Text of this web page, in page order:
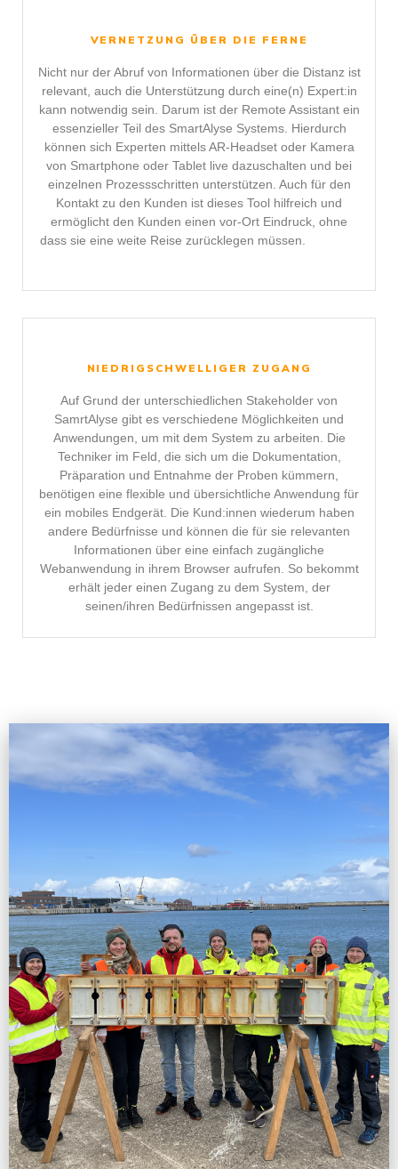
VERNETZUNG ÜBER DIE FERNE
Nicht nur der Abruf von Informationen über die Distanz ist
relevant, auch die Unterstützung durch eine(n) Expert:in
kann notwendig sein. Darum ist der Remote Assistant ein
essenzieller Teil des SmartAlyse Systems. Hierdurch
können sich Experten mittels AR-Headset oder Kamera
von Smartphone oder Tablet live dazuschalten und bei
einzelnen Prozessschritten unterstützen. Auch für den
Kontakt zu den Kunden ist dieses Tool hilfreich und
ermöglicht den Kunden einen vor-Ort Eindruck, ohne
dass sie eine weite Reise zurücklegen müssen.
NIEDRIGSCHWELLIGER ZUGANG
Auf Grund der unterschiedlichen Stakeholder von
SamrtAlyse gibt es verschiedene Möglichkeiten und
Anwendungen, um mit dem System zu arbeiten. Die
Techniker im Feld, die sich um die Dokumentation,
Präparation und Entnahme der Proben kümmern,
benötigen eine flexible und übersichtliche Anwendung für
ein mobiles Endgerät. Die Kund:innen wiederum haben
andere Bedürfnisse und können die für sie relevanten
Informationen über eine einfach zugängliche
Webanwendung in ihrem Browser aufrufen. So bekommt
erhält jeder einen Zugang zu dem System, der
seinen/ihren Bedürfnissen angepasst ist.